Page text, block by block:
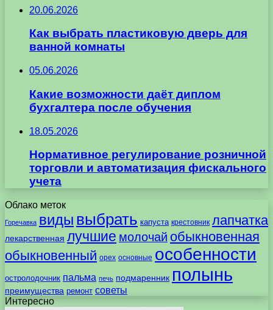
20.06.2026
Как выбрать пластиковую дверь для
ванной комнаты
05.06.2026
Какие возможности даёт диплом
бухгалтера после обучения
18.05.2026
Нормативное регулирование розничной
торговли и автоматизация фискального
учета
Облако меток
Горечавка виды выбрать капуста крестовник лапчатка
лекарственная лучшие молочай обыкновенная
обыкновенный орех основные особенности
остролодочник пальма печь подмаренник полынь
преимущества ремонт советы
Интересно